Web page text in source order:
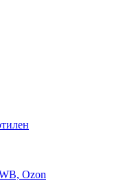
Ozon